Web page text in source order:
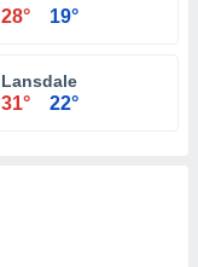
28° 19°
Lansdale
31° 22°